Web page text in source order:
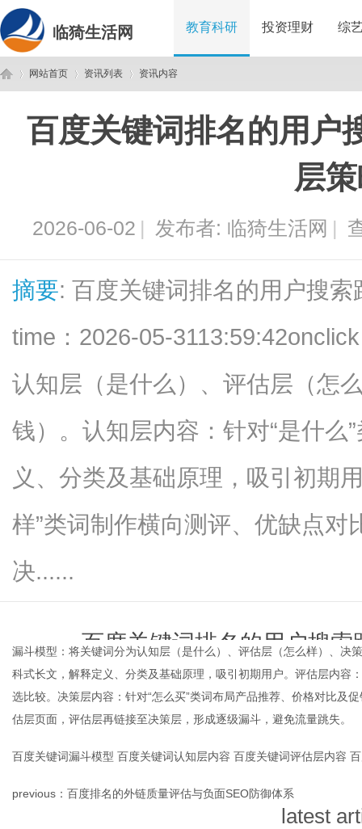
临猗生活网 教育科研 投资理财 综
网站首页
›
资讯列表
›
资讯内容
百度关键词排名的用户
层
2026-06-02 | 发布者: 临猗生活网 |
摘要: 百度关键词排名的用户搜
time：2026-05-
认知层（是什么）、评估层（怎
钱）。认知层内容：针对“是什么
义、分类及基础原理，吸引初期
样”类词制作横向测评、优缺点对
决......
百度关键词排名的用户搜
time： 2026-05-31
漏斗模型：将关键词分为认知层（是什么）、评估层（怎么样）、决
科式长文，解释定义、分类及基础原理，吸引初期用户。评估层内容
选比较。决策层内容：针对“怎么买”类词布局产品推荐、价格对比及
估层页面，评估层再链接至决策层，形成逐级漏斗，避免流量跳失。
百度关键词漏斗模型 百度关键词认知层内容 百度关键词评估层内容
previous： 百度排名的外链质量评估与负面SEO防御体系
latest